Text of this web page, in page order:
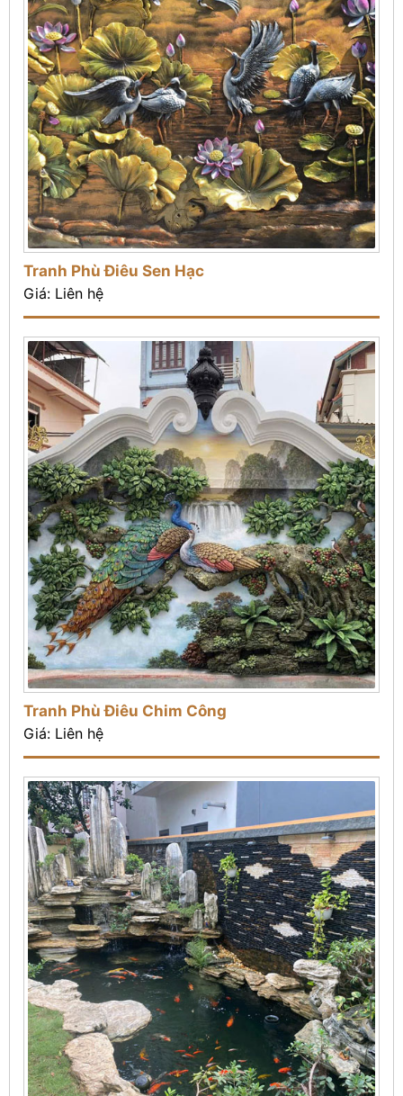
Tranh Phù Điêu Sen Hạc
Giá: Liên hệ
Tranh Phù Điêu Chim Công
Giá: Liên hệ